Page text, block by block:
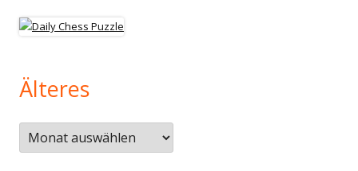
Älteres
Älteres